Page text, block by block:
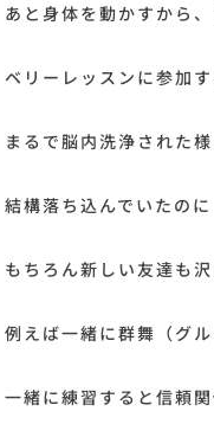
あと身体を動かすから
ベリーレッスンに参加
まるで脳内洗浄された
結構落ち込んでいたの
もちろん新しい友達も
例えば一緒に群舞（グ
一緒に練習すると信頼